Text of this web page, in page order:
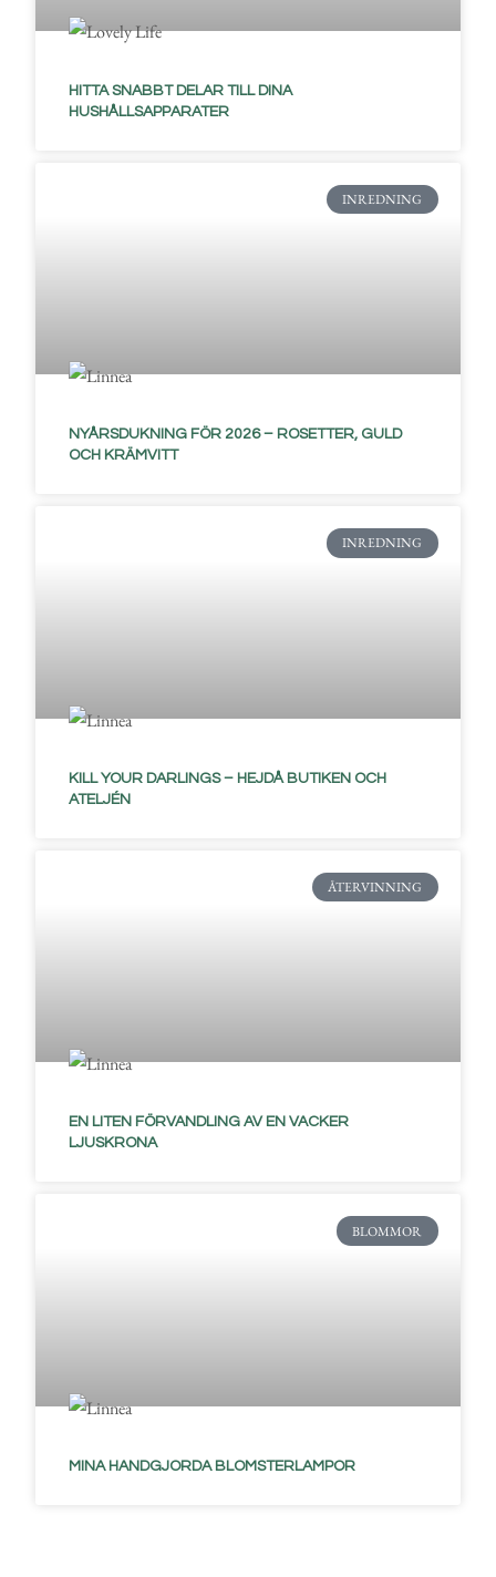
HITTA SNABBT DELAR TILL DINA
HUSHÅLLSAPPARATER
INREDNING
NYÅRSDUKNING FÖR 2026 – ROSETTER, GULD
OCH KRÄMVITT
INREDNING
KILL YOUR DARLINGS – HEJDÅ BUTIKEN OCH
ATELJÉN
ÅTERVINNING
EN LITEN FÖRVANDLING AV EN VACKER
LJUSKRONA
BLOMMOR
MINA HANDGJORDA BLOMSTERLAMPOR